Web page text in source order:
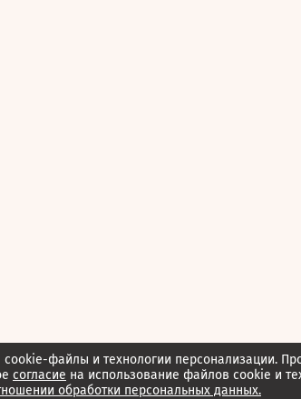
файлы и технологии персонализации.
согласие на использование файлов cookie и
обработки персональных данных.